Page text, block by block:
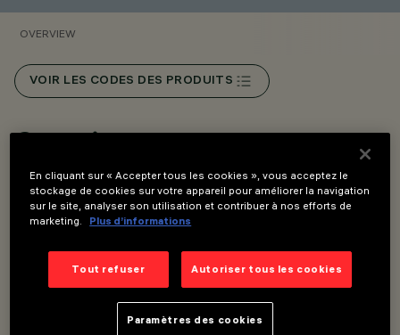
OVERVIEW
VOIR LES CODES DES PRODUITS
Overview
Innovant système Push&Go qui facilite et réduit le
temps de changement de réfracteurs et d’accessoires,
pour un changement en sécurité sur place.
Possibilité d’installation simultanée de trois accessoires
plans et d'un extérieur dans le même corps éclairant.
Installation sur rail à tension de réseau.
En cliquant sur « Accepter tous les cookies », vous acceptez le
stockage de cookies sur votre appareil pour améliorer la navigation
sur le site, analyser son utilisation et contribuer à nos efforts de
marketing.
Plus d’informations
Tout refuser Autoriser tous les cookies
Paramètres des cookies